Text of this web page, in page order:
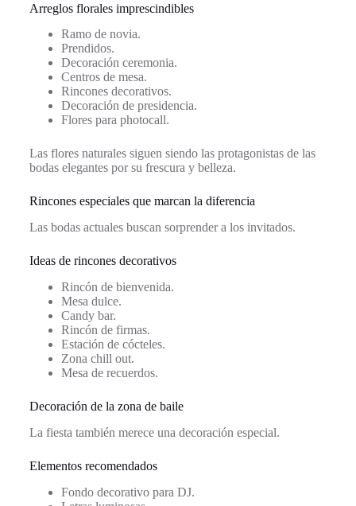
Arreglos florales imprescindibles
Ramo de novia.
Prendidos.
Decoración ceremonia.
Centros de mesa.
Rincones decorativos.
Decoración de presidencia.
Flores para photocall.
Las flores naturales siguen siendo las protagonistas de las
bodas elegantes por su frescura y belleza.
Rincones especiales que marcan la diferencia
Las bodas actuales buscan sorprender a los invitados.
Ideas de rincones decorativos
Rincón de bienvenida.
Mesa dulce.
Candy bar.
Rincón de firmas.
Estación de cócteles.
Zona chill out.
Mesa de recuerdos.
Decoración de la zona de baile
La fiesta también merece una decoración especial.
Elementos recomendados
Fondo decorativo para DJ.